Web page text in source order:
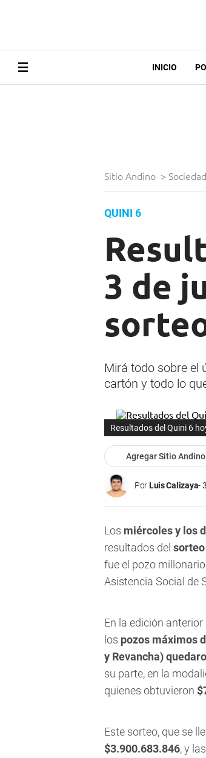
INICIO
Sitio Andino > Sociedad
QUINI 6
3 de
Mirá todo sobre el
cartón y todo lo
Resultados del Quini 6
Agregar Sitio
PorLuis Calizaya
Los miércoles y los
resultados del sorteo
fue el pozo
Asistencia Social de
En la edición anterior
los pozos máximos
y Revancha)
su parte, en la
quienes obtuvieron
Este sorteo, que se
$3.900.683.846, y